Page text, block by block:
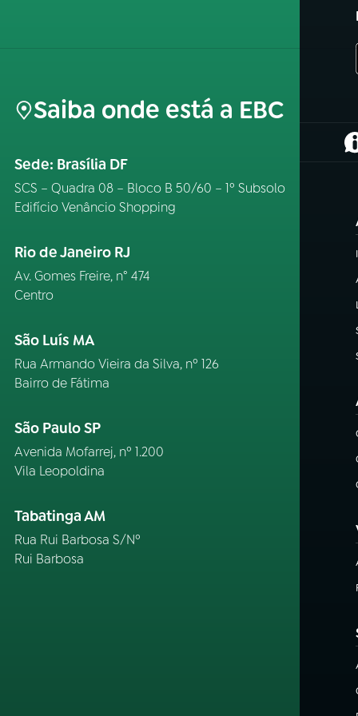
Saiba onde está a EBC
Sede: Brasília DF
SCS – Quadra 08 – Bloco B 50/60 – 1º Subsolo
Edifício Venâncio Shopping
Rio de Janeiro RJ
Av. Gomes Freire, n° 474
Centro
São Luís MA
Rua Armando Vieira da Silva, nº 126
Bairro de Fátima
São Paulo SP
Avenida Mofarrej, nº 1.200
Vila Leopoldina
Tabatinga AM
Rua Rui Barbosa S/Nº
Rui Barbosa